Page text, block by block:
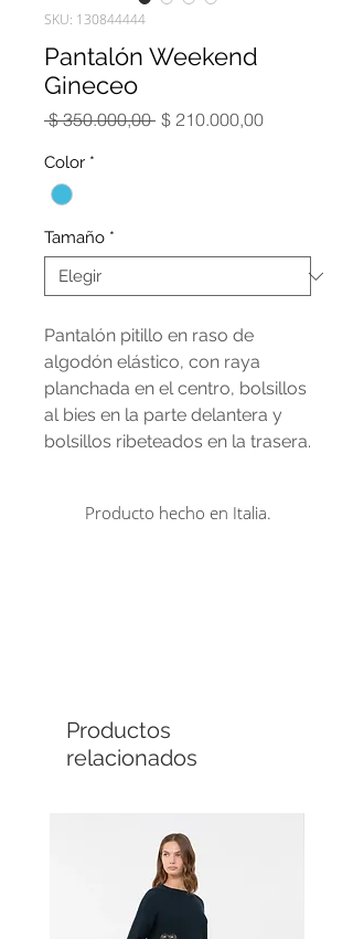
SKU: 130844444
Pantalón Weekend
Gineceo
$ 350.000,00 Precio
$ 210.000,00Precio
Color *
Tamaño *
Pantalón pitillo en raso de
algodón elástico, con raya
planchada en el centro, bolsillos
al bies en la parte delantera y
bolsillos ribeteados en la trasera.
Producto hecho en Italia.
Productos
relacionados